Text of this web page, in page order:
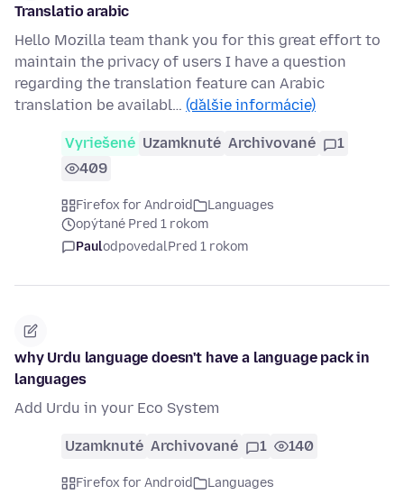
Translatio arabic
Hello Mozilla team thank you for this great effort to
maintain the privacy of users I have a question
regarding the translation feature can Arabic
translation be availabl… (ďalšie informácie)
Vyriešené Uzamknuté Archivované
1
409
Firefox for Android
Languages
opýtané Pred 1 rokom
PaulodpovedalPred 1 rokom
why Urdu language doesn't have a language pack in
languages
Add Urdu in your Eco System
Uzamknuté Archivované 1 140
Firefox for Android
Languages